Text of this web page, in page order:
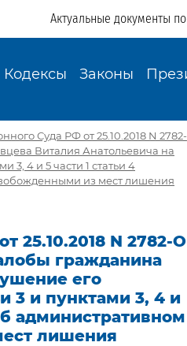
Актуальные документы
Кодексы Законы
Суда РФ от 25.10.2018 N 2782-
Виталия Анатольевича на
3, 4 и 5 части 1 статьи 4
из мест лишения
25.10.2018 N 2782-О
гражданина
его
3 и пунктами 3, 4 и
административном
лишения